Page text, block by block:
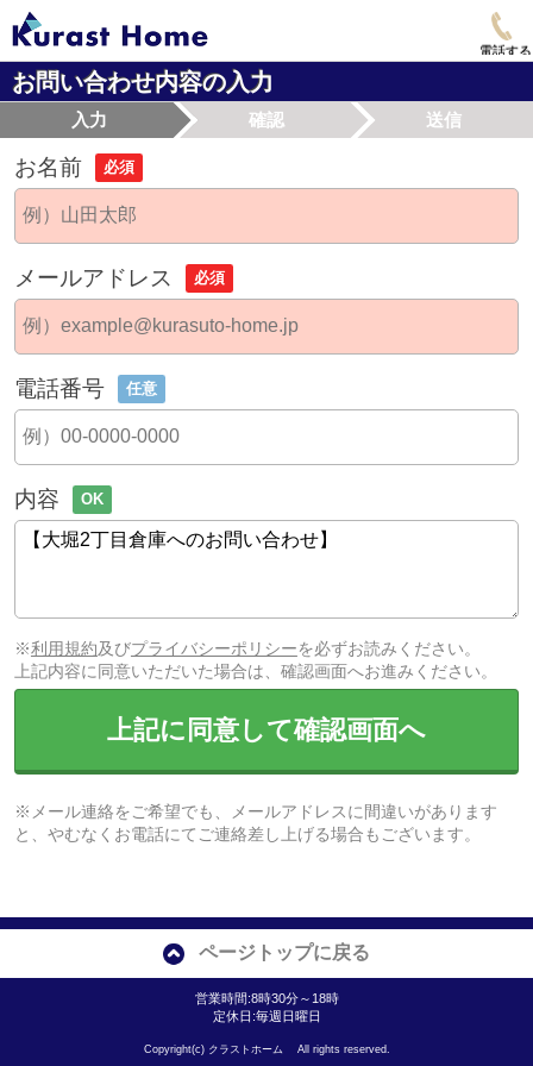
電話する
お問い合わせ内容の入力
入力 確認 送信
お名前 必須
メールアドレス 必須
電話番号 任意
内容 OK
※利用規約及びプライバシーポリシーを必ずお読みください。
上記内容に同意いただいた場合は、確認画面へお進みください。
上記に同意して確認画面へ
※メール連絡をご希望でも、メールアドレスに間違いがあります
と、やむなくお電話にてご連絡差し上げる場合もございます。
ページトップに戻る
営業時間:8時30分～18時
定休日:毎週日曜日
Copyright(c) クラストホーム All rights reserved.